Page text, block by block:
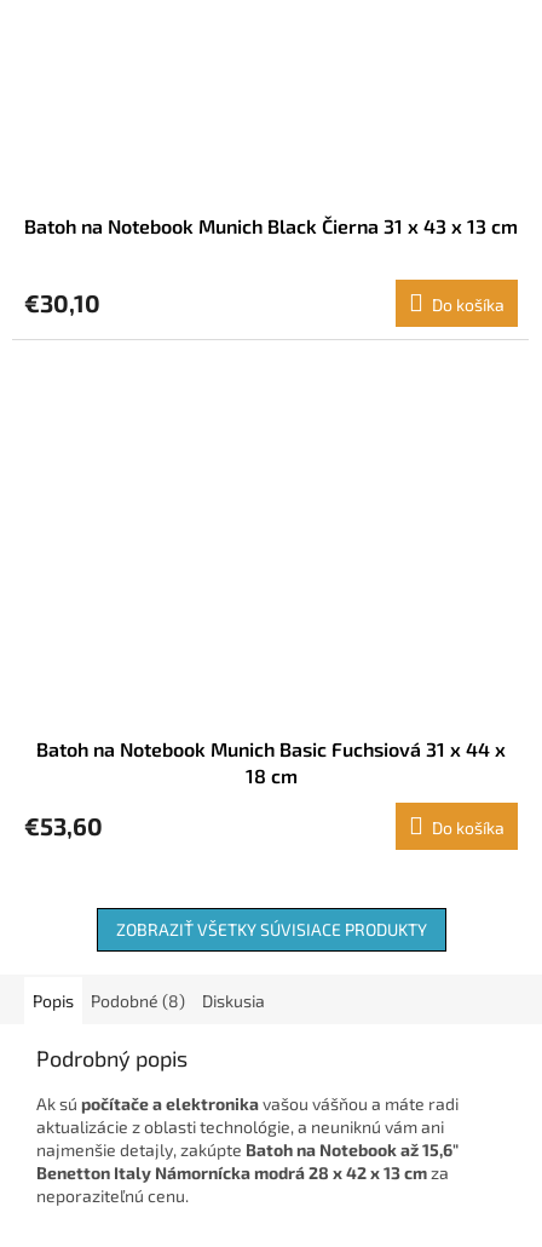
Batoh na Notebook Munich Black Čierna 31 x 43 x 13 cm
€30,10 Do košíka
Batoh na Notebook Munich Basic Fuchsiová 31 x 44 x
18 cm
€53,60 Do košíka
ZOBRAZIŤ VŠETKY SÚVISIACE PRODUKTY
Popis Podobné (8) Diskusia
Podrobný popis
Ak sú počítače a elektronikavašou vášňou a máte radi
aktualizácie z oblasti technológie, a neuniknú vám ani
najmenšie detajly, zakúpte Batoh na Notebook až 15,6"
Benetton Italy Námornícka modrá 28 x 42 x 13 cmza
neporaziteľnú cenu.